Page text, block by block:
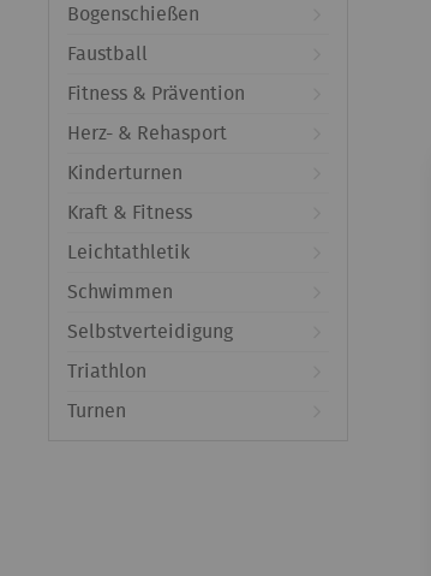
Bogenschießen
Faustball
Fitness & Prävention
Herz- & Rehasport
Kinderturnen
Kraft & Fitness
Leichtathletik
Schwimmen
Selbstverteidigung
Triathlon
Turnen